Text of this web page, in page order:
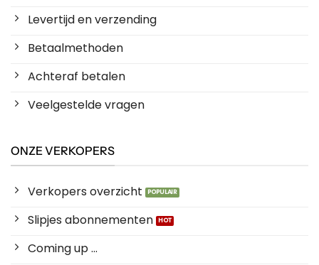
Levertijd en verzending
Betaalmethoden
Achteraf betalen
Veelgestelde vragen
ONZE VERKOPERS
Verkopers overzicht
Slipjes abonnementen
Coming up ...